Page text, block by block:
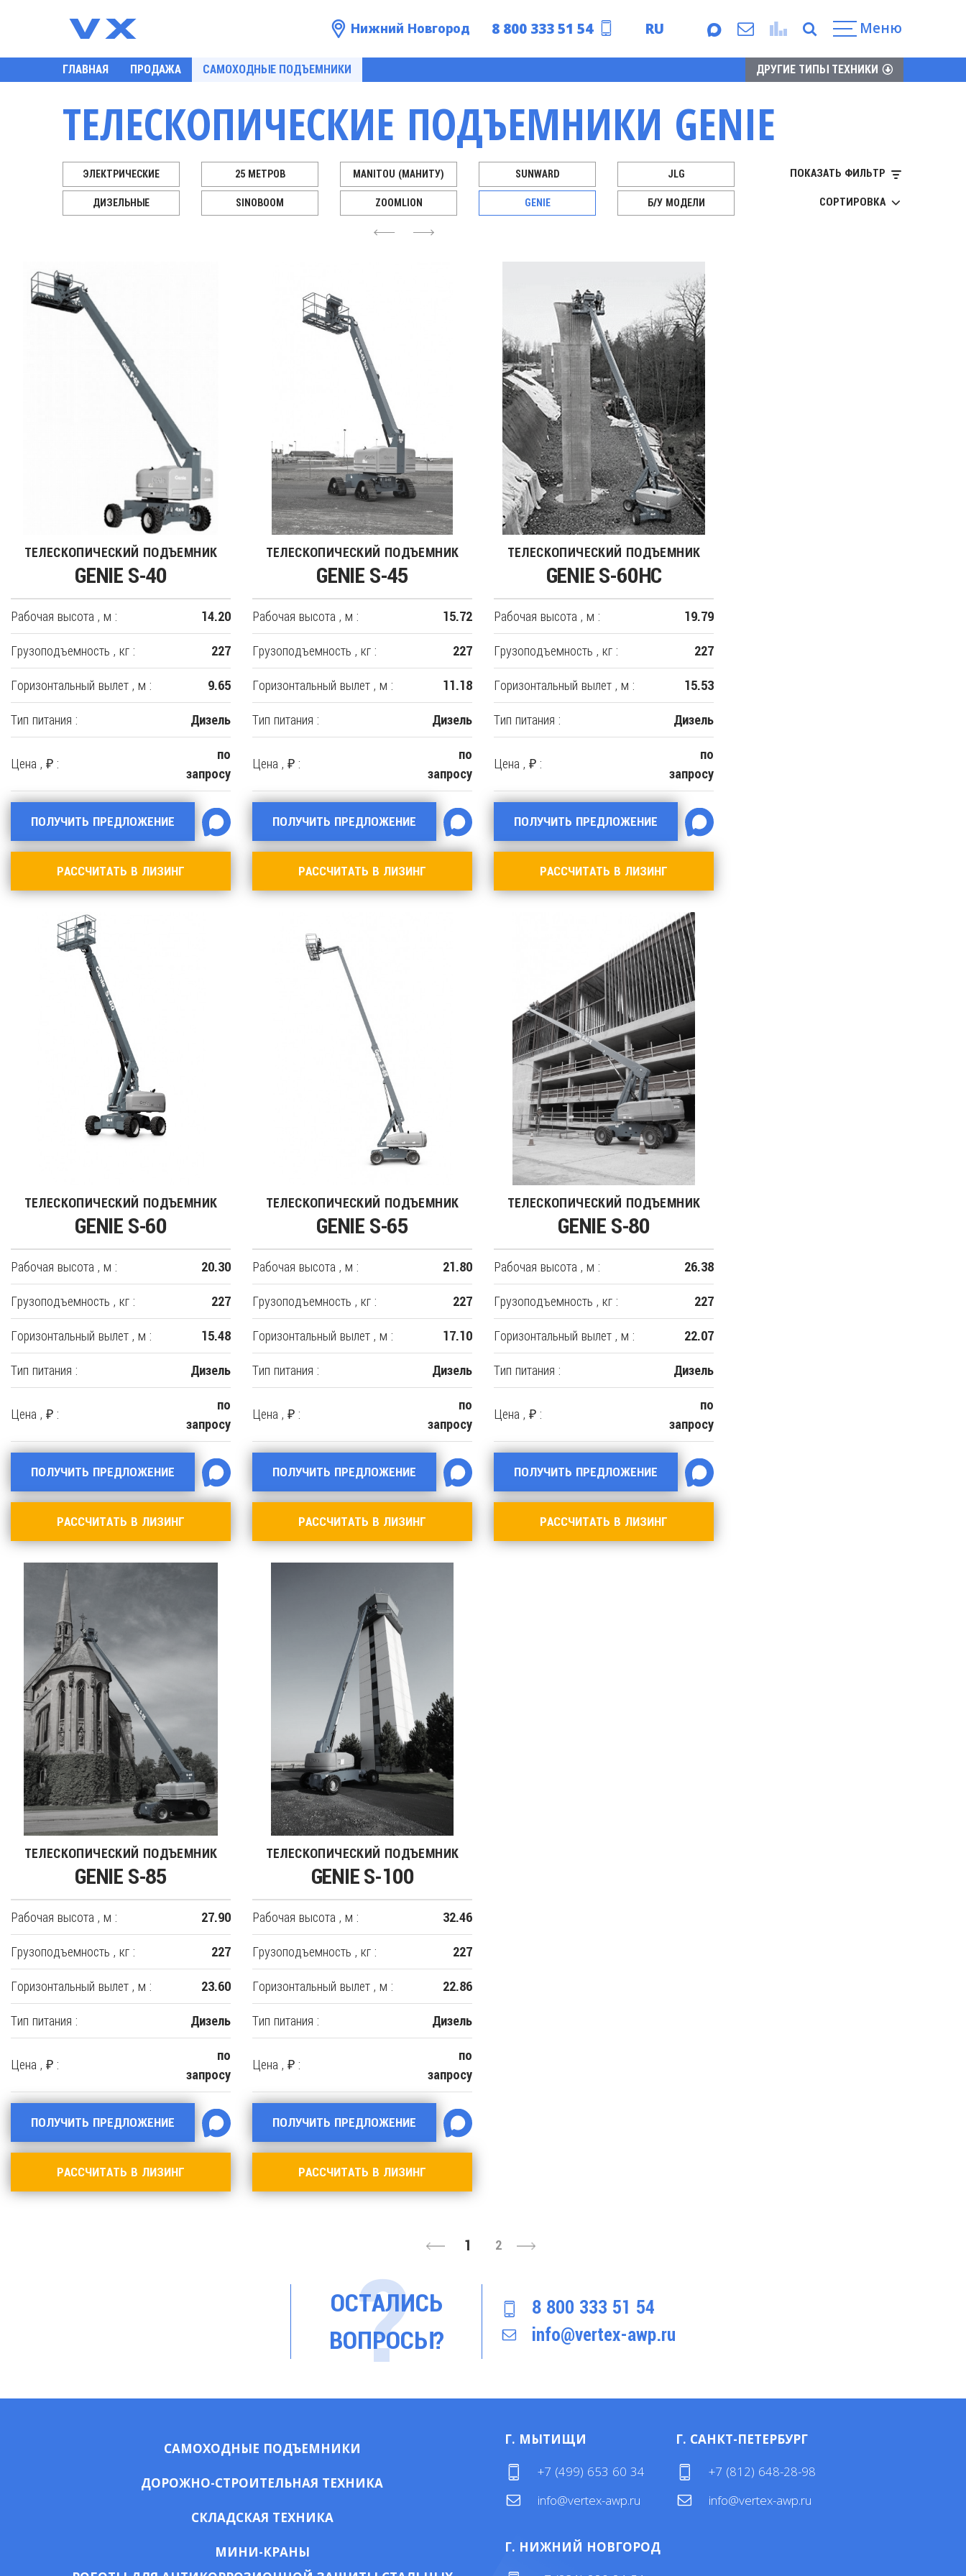
Нижний Новгород 8 800 333 51 54
RU
EN
Меню
ГЛАВНАЯ ПРОДАЖА САМОХОДНЫЕ ПОДЪЕМНИКИ ДРУГИЕ ТИПЫ ТЕХНИКИ
ТЕЛЕСКОПИЧЕСКИЕ ПОДЪЕМНИКИ GENIE
4
ЭЛЕКТРИЧЕСКИЕ
ДИЗЕЛЬНЫЕ
25 МЕТРОВ
SINOBOOM
MANITOU (МАНИТУ)
ZOOMLION
SUNWARD
GENIE
JLG
Б/У МОДЕЛИ
АРЕНДА
HAULOTTE
6
ПОКАЗАТЬ ФИЛЬТР
СОРТИРОВКА
ТЕЛЕСКОПИЧЕСКИЙ ПОДЪЕМНИК
GENIE S-40
Рабочая высота , м : 14.20
Грузоподъемность , кг : 227
Горизонтальный вылет , м : 9.65
Тип питания : Дизель
Цена , ₽ :
по
запросу
ПОЛУЧИТЬ ПРЕДЛОЖЕНИЕ
РАССЧИТАТЬ В ЛИЗИНГ
ТЕЛЕСКОПИЧЕСКИЙ ПОДЪЕМНИК
GENIE S-45
Рабочая высота , м : 15.72
Грузоподъемность , кг : 227
Горизонтальный вылет , м : 11.18
Тип питания : Дизель
Цена , ₽ :
по
запросу
ПОЛУЧИТЬ ПРЕДЛОЖЕНИЕ
РАССЧИТАТЬ В ЛИЗИНГ
ТЕЛЕСКОПИЧЕСКИЙ ПОДЪЕМНИК
GENIE S-60HC
Рабочая высота , м : 19.79
Грузоподъемность , кг : 227
Горизонтальный вылет , м : 15.53
Тип питания : Дизель
Цена , ₽ :
по
запросу
ПОЛУЧИТЬ ПРЕДЛОЖЕНИЕ
РАССЧИТАТЬ В ЛИЗИНГ
ТЕЛЕСКОПИЧЕСКИЙ ПОДЪЕМНИК
GENIE S-60
Рабочая высота , м : 20.30
Грузоподъемность , кг : 227
Горизонтальный вылет , м : 15.48
Тип питания : Дизель
Цена , ₽ :
по
запросу
ПОЛУЧИТЬ ПРЕДЛОЖЕНИЕ
РАССЧИТАТЬ В ЛИЗИНГ
ТЕЛЕСКОПИЧЕСКИЙ ПОДЪЕМНИК
GENIE S-65
Рабочая высота , м : 21.80
Грузоподъемность , кг : 227
Горизонтальный вылет , м : 17.10
Тип питания : Дизель
Цена , ₽ :
по
запросу
ПОЛУЧИТЬ ПРЕДЛОЖЕНИЕ
РАССЧИТАТЬ В ЛИЗИНГ
ТЕЛЕСКОПИЧЕСКИЙ ПОДЪЕМНИК
GENIE S-80
Рабочая высота , м : 26.38
Грузоподъемность , кг : 227
Горизонтальный вылет , м : 22.07
Тип питания : Дизель
Цена , ₽ :
по
запросу
ПОЛУЧИТЬ ПРЕДЛОЖЕНИЕ
РАССЧИТАТЬ В ЛИЗИНГ
ТЕЛЕСКОПИЧЕСКИЙ ПОДЪЕМНИК
GENIE S-85
Рабочая высота , м : 27.90
Грузоподъемность , кг : 227
Горизонтальный вылет , м : 23.60
Тип питания : Дизель
Цена , ₽ :
по
запросу
ПОЛУЧИТЬ ПРЕДЛОЖЕНИЕ
РАССЧИТАТЬ В ЛИЗИНГ
ТЕЛЕСКОПИЧЕСКИЙ ПОДЪЕМНИК
GENIE S-100
Рабочая высота , м : 32.46
Грузоподъемность , кг : 227
Горизонтальный вылет , м : 22.86
Тип питания : Дизель
Цена , ₽ :
по
запросу
ПОЛУЧИТЬ ПРЕДЛОЖЕНИЕ
РАССЧИТАТЬ В ЛИЗИНГ
1 2
ОСТАЛИСЬ
ВОПРОСЫ?
8 800 333 51 54
info@vertex-awp.ru
САМОХОДНЫЕ ПОДЪЕМНИКИ
ДОРОЖНО-СТРОИТЕЛЬНАЯ ТЕХНИКА
СКЛАДСКАЯ ТЕХНИКА
МИНИ-КРАНЫ
Г. МЫТИЩИ
+7 (499) 653 60 34
info@vertex-awp.ru
Г. НИЖНИЙ НОВГОРОД
Г. САНКТ-ПЕТЕРБУРГ
+7 (812) 648-28-98
info@vertex-awp.ru